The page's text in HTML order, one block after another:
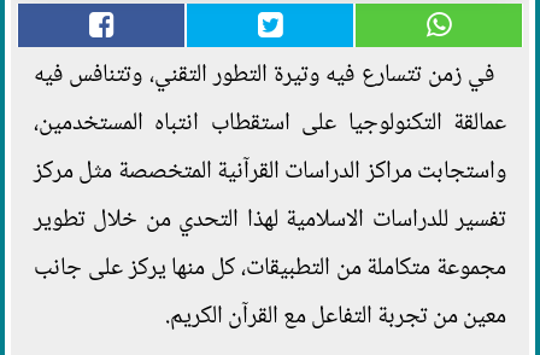
في زمن تتسارع فيه وتيرة التطور التقني، وتتنافس فيه
عمالقة التكنولوجيا على استقطاب انتباه المستخدمين،
واستجابت مراكز الدراسات القرآنية المتخصصة مثل مركز
تفسير للدراسات الاسلامية لهذا التحدي من خلال تطوير
مجموعة متكاملة من التطبيقات، كل منها يركز على جانب
معين من تجربة التفاعل مع القرآن الكريم.